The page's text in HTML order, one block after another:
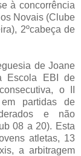
à concorrência
Novais (Clube
2ºcabeça de
de Joane
Escola EBI de
o II
partidas de
e não
08 a 20). Esta
atletas, 13
a arbitragem